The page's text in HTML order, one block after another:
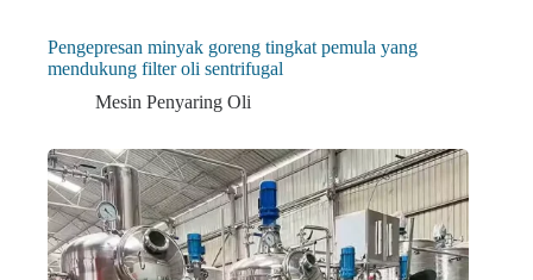
Pengepresan minyak goreng tingkat pemula yang
mendukung filter oli sentrifugal
Mesin Penyaring Oli